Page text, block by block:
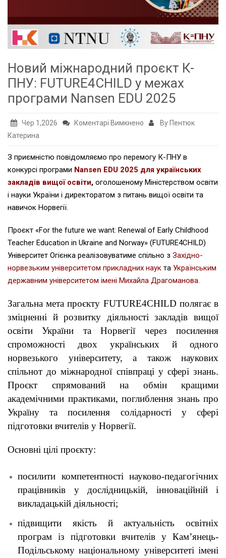
Новий міжнародний проєкт К-
ПНУ: FUTURE4CHILD у межах
програми Nansen EDU 2025
Чер 1,2026 Коментарі Вимкнено до
проєкт
К-
ПНУ:
FUTURE4CHILD
програми
Nansen
2025
By Пентюк
Катерина
З приємністю повідомляємо про перемогу К-ПНУ в
конкурсі програми Nansen EDU 2025 для українських
закладів вищої освіти, оголошеному Міністерством освіти
і науки України і директоратом з питань вищої освіти та
навичок Норвегії.
Проєкт «For the future we want: Renewal of Early Childhood
Teacher Education in Ukraine and Norway» (FUTURE4CHILD)
Університет Огієнка реалізовуватиме спільно з Західно-
норвезьким університетом прикладних наук та Українським
державним університетом імені Михайла Драгоманова.
Загальна мета проєкту FUTURE4CHILD полягає в
зміцненні й розвитку діяльності закладів вищої
освіти України та Норвегії через посилення
спроможності двох українських й одного
норвезького університету, а також наукових
спільнот до міжнародної співпраці у сфері знань.
Проєкт спрямований на обмін кращими
академічними практиками, поглиблення знань про
Україну та посилення солідарності у сфері
підготовки вчителів у Норвегії.
Основні цілі проєкту:
посилити компетентності науково-педагогічних
працівників у дослідницькій, інноваційній і
викладацькій діяльності;
підвищити якість й актуальність освітніх
програм із підготовки вчителів у Кам’янець-
Подільському національному університеті імені